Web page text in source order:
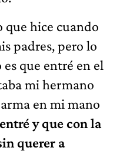
que hice cuando
padres, pero lo
que entré en el
mi hermano
en mi mano
y que con la
querer a